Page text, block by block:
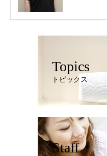
Topics
トピックス
Staff